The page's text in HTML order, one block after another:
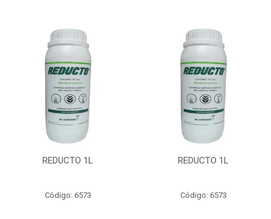
REDUCTO 1L
Código: 6573
REDUCTO 1L
Código: 6573